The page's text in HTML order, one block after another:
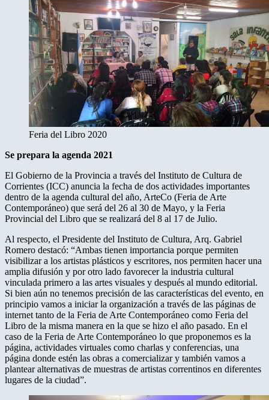
Feria del Libro 2020
Se prepara la agenda 2021
El Gobierno de la Provincia a través del Instituto de Cultura de
Corrientes (ICC) anuncia la fecha de dos actividades importantes
dentro de la agenda cultural del año, ArteCo (Feria de Arte
Contemporáneo) que será del 26 al 30 de Mayo, y la Feria
Provincial del Libro que se realizará del 8 al 17 de Julio.
Al respecto, el Presidente del Instituto de Cultura, Arq. Gabriel
Romero destacó: “Ambas tienen importancia porque permiten
visibilizar a los artistas plásticos y escritores, nos permiten hacer una
amplia difusión y por otro lado favorecer la industria cultural
vinculada primero a las artes visuales y después al mundo editorial.
Si bien aún no tenemos precisión de las características del evento, en
principio vamos a iniciar la organización a través de las páginas de
internet tanto de la Feria de Arte Contemporáneo como Feria del
Libro de la misma manera en la que se hizo el año pasado. En el
caso de la Feria de Arte Contemporáneo lo que proponemos es la
página, actividades virtuales como charlas y conferencias, una
página donde estén las obras a comercializar y también vamos a
plantear alternativas de muestras de artistas correntinos en diferentes
lugares de la ciudad”.